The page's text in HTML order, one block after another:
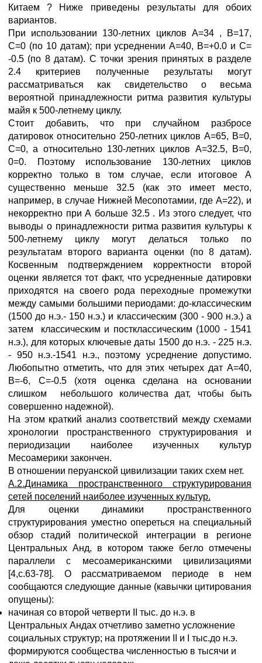
Китаем ? Ниже приведены результаты для обоих
вариантов.
При использовании 130-летних циклов А=34 , В=17,
С=0 (по 10 датам); при усреднении А=40, В=+0.0 и С=
-0.5 (по 8 датам). С точки зрения принятых в разделе
2.4 критериев полученные результаты могут
рассматриваться как свидетельство о весьма
вероятной принадлежности ритма развития культуры
майя к 500-летнему циклу.
Стоит добавить, что при случайном разбросе
датировок относительно 250-летних циклов А=65, В=0,
С=0, а относительно 130-летних циклов А=32.5, В=0,
0=0. Поэтому использование 130-летних циклов
корректно только в том случае, если итоговое А
существенно меньше 32.5 (как это имеет место,
например, в случае Нижней Месопотамии, где А=22), и
некорректно при А больше 32.5 . Из этого следует, что
выводы о принадлежности ритма развития культуры к
500-летнему циклу могут делаться только по
результатам второго варианта оценки (по 8 датам).
Косвенным подтверждением корректности второй
оценки является тот факт, что усредненные датировки
приходятся на своего рода переходные промежутки
между самыми большими периодами: до-классическим
(1500 до н.э.- 150 н.э.) и классическим (300 - 900 н.э.) а
затем классическим и постклассическим (1000 - 1541
н.э.), для которых ключевые даты 1500 до н.э. - 225 н.э.
- 950 н.э.-1541 н.э., поэтому усреднение допустимо.
Любопытно отметить, что для этих четырех дат А=40,
В=-6, С=-0.5 (хотя оценка сделана на основании
слишком небольшого количества дат, чтобы быть
совершенно надежной).
На этом краткий анализ соответствий между схемами
хронологии пространственного структурирования и
периодизации наиболее изученных культур
Месоамерики закончен.
В отношении перуанской цивилизации таких схем нет.
А.2.Динамика пространственного структурирования
сетей поселений наиболее изученных культур.
Для оценки динамики пространственного
структурирования уместно опереться на специальный
обзор стадий политической интеграции в регионе
Центральных Анд, в котором также бегло отмечены
параллели с месоамериканскими цивилизациями
[4,с.63-78]. О рассматриваемом периоде в нем
сообщаются следующие данные (кавычки цитирования
опущены):
начиная со второй четверти II тыс. до н.э. в
Центральных Андах отчетливо заметно усложнение
социальных структур; на протяжении II и I тыс.до н.э.
формируются сообщества численностью в тысячи и